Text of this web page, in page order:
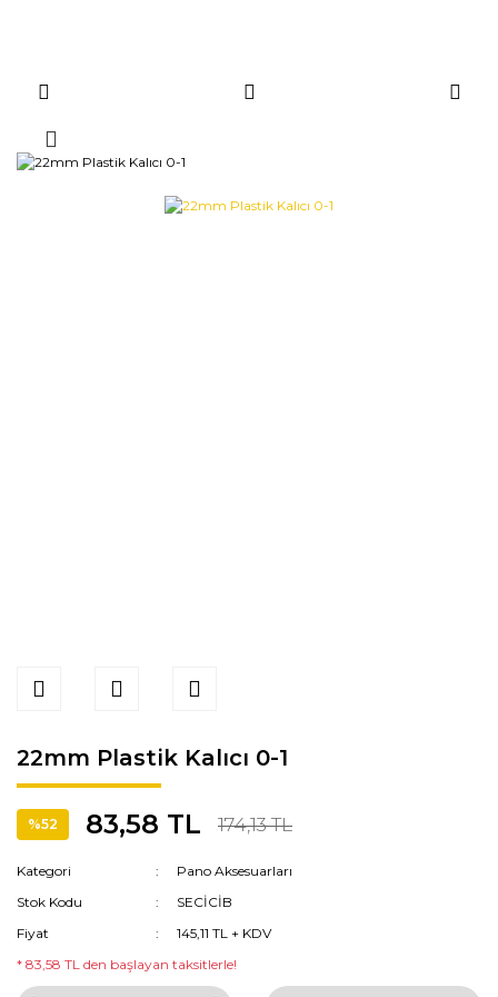
22mm Plastik Kalıcı 0-1
%52 83,58 TL 174,13 TL
Kategori
Pano Aksesuarları
Stok Kodu
SECİCİB
Fiyat
145,11 TL + KDV
* 83,58 TL den başlayan taksitlerle!